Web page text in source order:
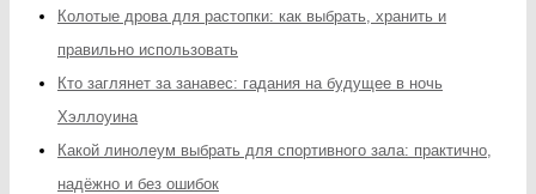
Колотые дрова для растопки: как выбрать, хранить и
правильно использовать
Кто заглянет за занавес: гадания на будущее в ночь
Хэллоуина
Какой линолеум выбрать для спортивного зала: практично,
надёжно и без ошибок